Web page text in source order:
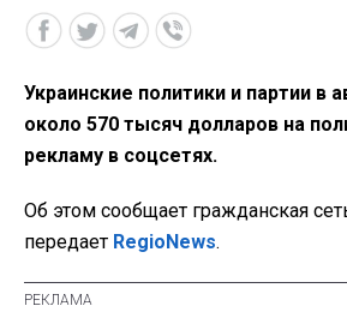
Украинские политики и партии в
около 570 тысяч долларов на
рекламу в соцсетях.
Об этом сообщает гражданская
передает RegioNews.